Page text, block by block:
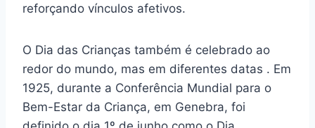
reforçando vínculos afetivos.
O Dia das Crianças também é celebrado ao
redor do mundo, mas em diferentes datas . Em
1925, durante a Conferência Mundial para o
Bem-Estar da Criança, em Genebra, foi